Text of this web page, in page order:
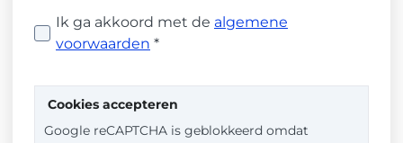
Ik ga akkoord met de algemene
voorwaarden *
Cookies accepteren
Google reCAPTCHA is geblokkeerd omdat